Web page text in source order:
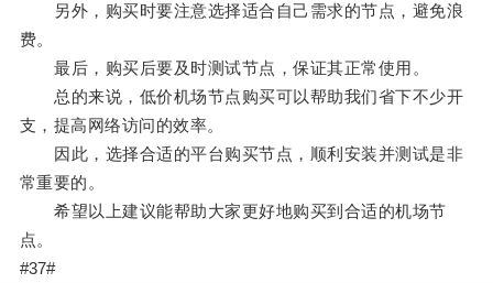
另外，购买时要注意选择适合自己需求的节点，避免浪
费。
最后，购买后要及时测试节点，保证其正常使用。
总的来说，低价机场节点购买可以帮助我们省下不少开
支，提高网络访问的效率。
因此，选择合适的平台购买节点，顺利安装并测试是非
常重要的。
希望以上建议能帮助大家更好地购买到合适的机场节
点。
#37#